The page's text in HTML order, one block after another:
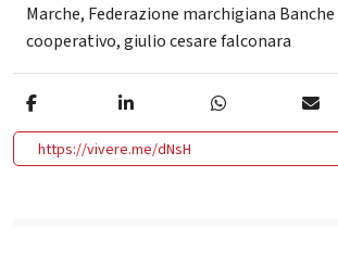
Marche, Federazione marchigiana
cooperativo,giulio cesare falconara
https://vivere.me/dNsH